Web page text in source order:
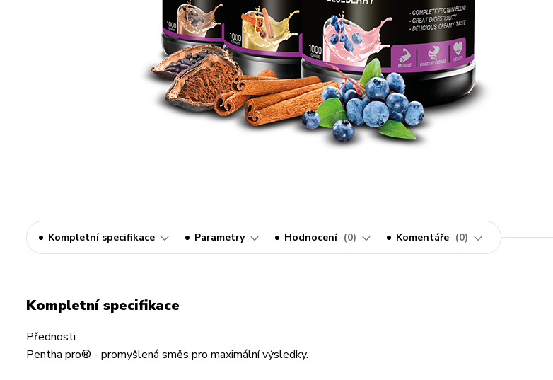
Kompletní specifikace Parametry Hodnocení 0 Komentáře 0
Kompletní specifikace
Přednosti:
Pentha pro® - promyšlená směs pro maximální výsledky.